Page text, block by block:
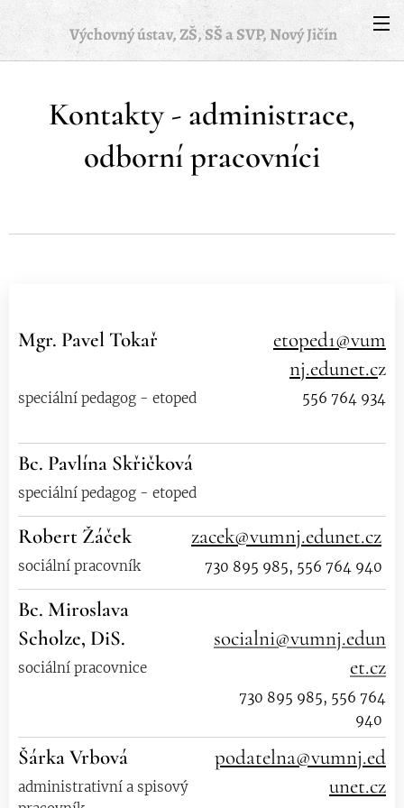
Výchovný ústav, ZŠ, SŠ a SVP, Nový Jičín
Kontakty - administrace,
odborní pracovníci
Mgr. Pavel Tokař
speciální pedagog - etoped
etoped1@vum
nj.edunet.cz
556 764 934
Bc. Pavlína Skřičková
speciální pedagog - etoped
Robert Žáček
sociální pracovník
zacek@vumnj.edunet.cz
730 895 985, 556 764 940
Bc. Miroslava
Scholze, DiS.
sociální pracovnice
socialni@vumnj.edun
et.cz
730 895 985, 556 764
940
Šárka Vrbová
administrativní a spisový
podatelna@vumnj.ed
unet.cz